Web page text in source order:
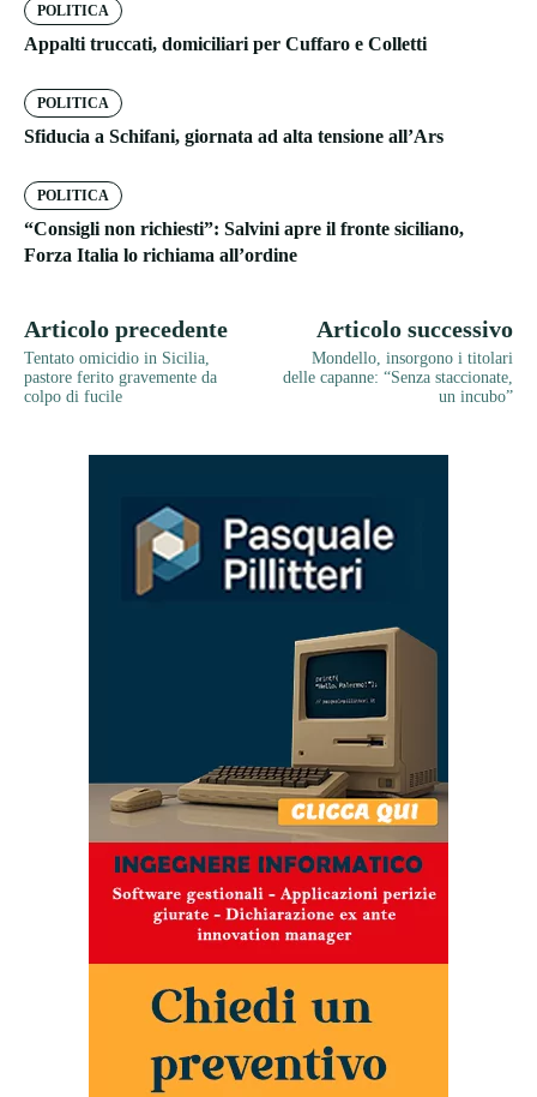
POLITICA
Appalti truccati, domiciliari per Cuffaro e Colletti
POLITICA
Sfiducia a Schifani, giornata ad alta tensione all’Ars
POLITICA
“Consigli non richiesti”: Salvini apre il fronte siciliano,
Forza Italia lo richiama all’ordine
Articolo precedente
Tentato omicidio in Sicilia,
pastore ferito gravemente da
colpo di fucile
Articolo successivo
Mondello, insorgono i titolari
delle capanne: “Senza staccionate,
un incubo”